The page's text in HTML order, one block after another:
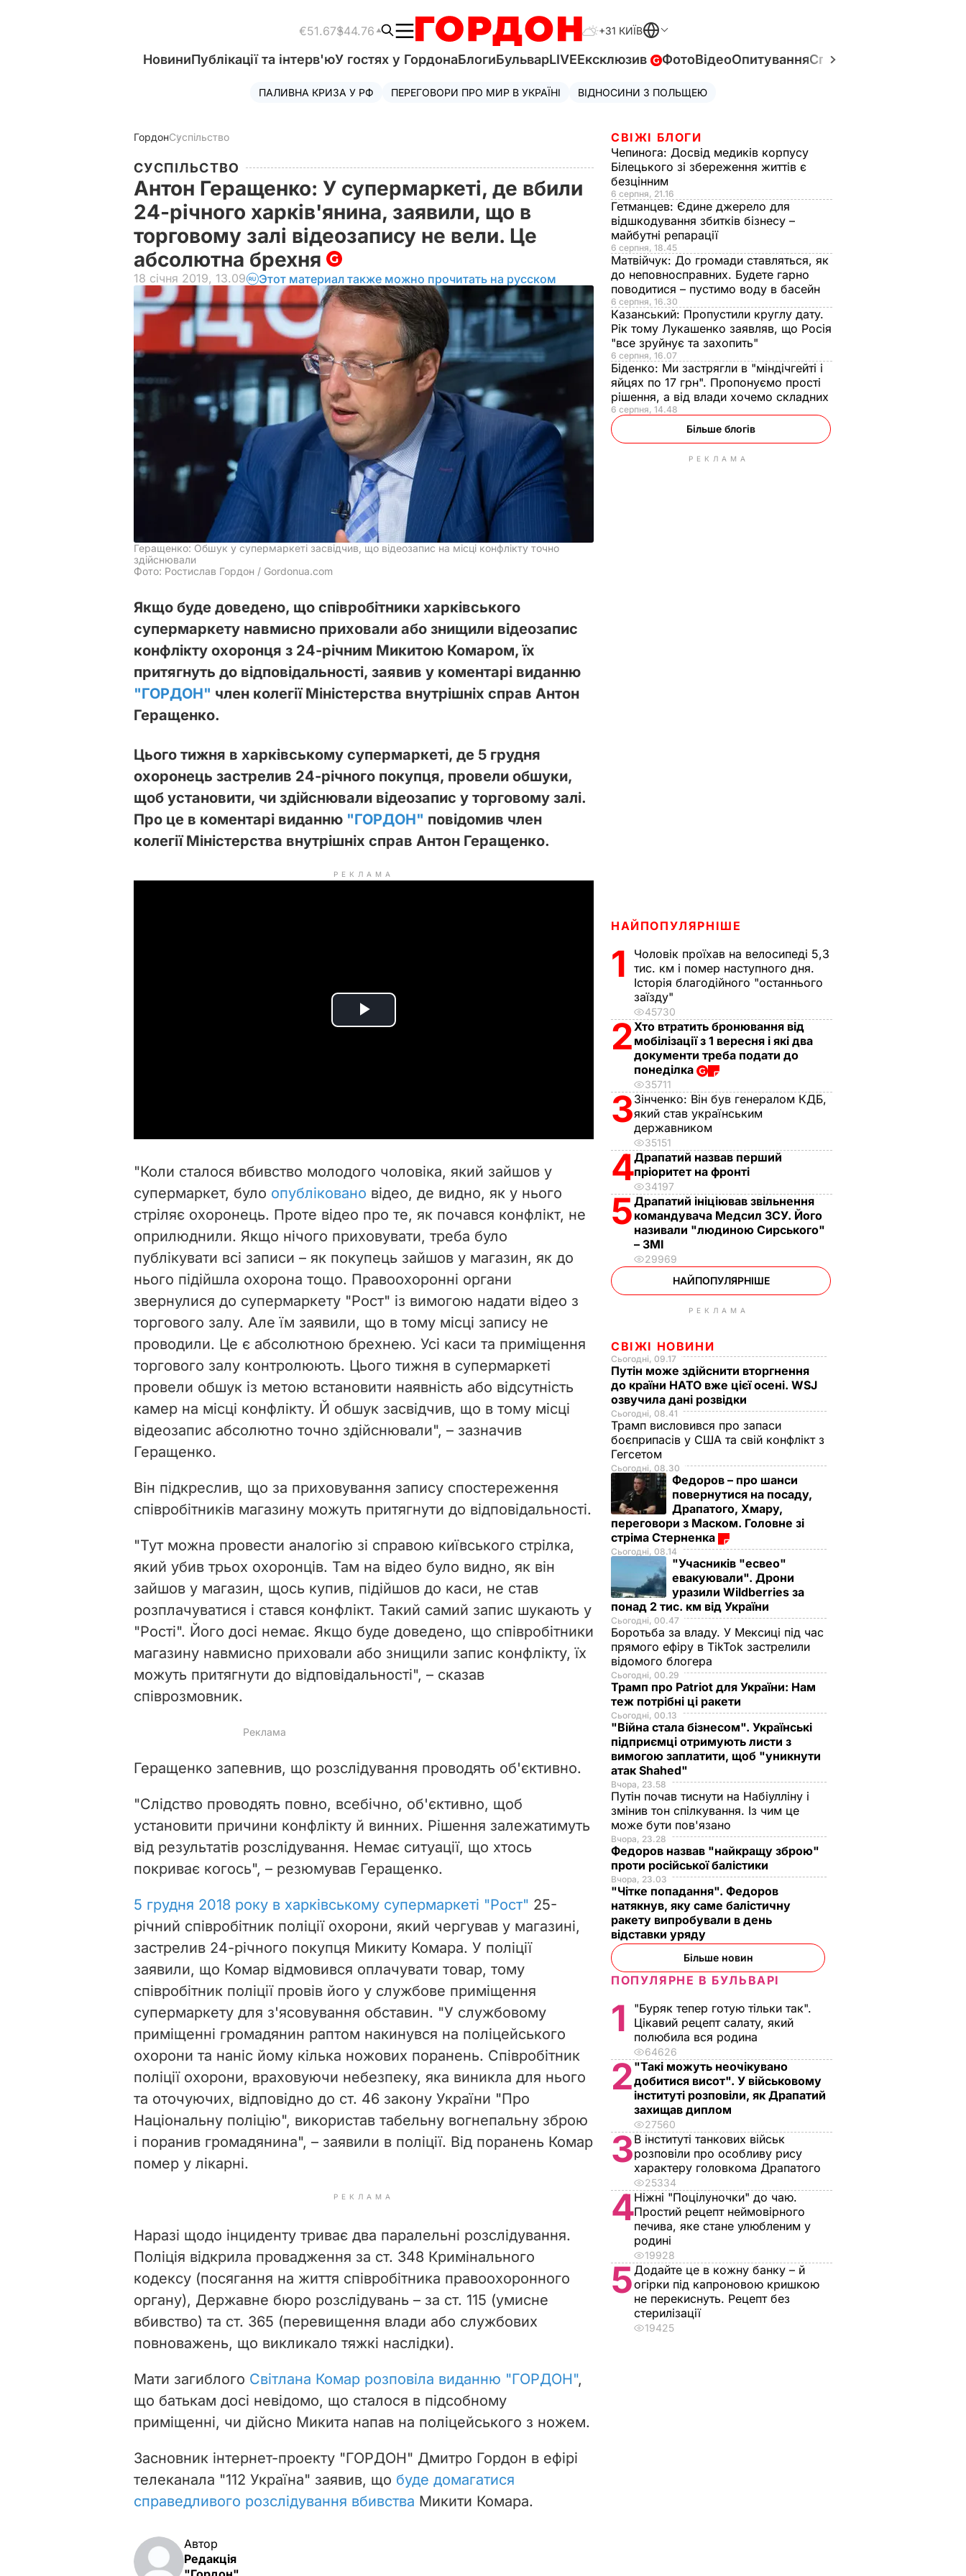
€51.67$44.76 +31 КИЇВ
НовиниПублікації та інтерв'юУ гостях у ГордонаБлогиБульварLIVEЕксклюзив ФотоВідеоОпитуванняСпецпроєкти
ПАЛИВНА КРИЗА У РФ ПЕРЕГОВОРИ ПРО МИР В УКРАЇНІ ВІДНОСИНИ З ПОЛЬЩЕЮ
ГордонСуспільство
СУСПІЛЬСТВО
Антон Геращенко: У супермаркеті, де вбили
24-річного харків'янина, заявили, що в
торговому залі відеозапису не вели. Це
абсолютна брехня
18 січня 2019, 13.09 Этот материал также можно прочитать на русском
Геращенко: Обшук у супермаркеті засвідчив, що відеозапис на місці конфлікту точно
здійснювали
Фото: Ростислав Гордон / Gordonua.com
Якщо буде доведено, що співробітники харківського
супермаркету навмисно приховали або знищили відеозапис
конфлікту охоронця з 24-річним Микитою Комаром, їх
притягнуть до відповідальності, заявив у коментарі виданню
"ГОРДОН" член колегії Міністерства внутрішніх справ Антон
Геращенко.
Цього тижня в харківському супермаркеті, де 5 грудня
охоронець застрелив 24-річного покупця, провели обшуки,
щоб установити, чи здійснювали відеозапис у торговому залі.
Про це в коментарі виданню "ГОРДОН" повідомив член
колегії Міністерства внутрішніх справ Антон Геращенко.
РЕКЛАМА
P
i
d
e
o
"Коли сталося вбивство молодого чоловіка, який зайшов у
супермаркет, було опубліковано відео, де видно, як у нього
стріляє охоронець. Проте відео про те, як почався конфлікт, не
оприлюднили. Якщо нічого приховувати, треба було
публікувати всі записи – як покупець зайшов у магазин, як до
нього підійшла охорона тощо. Правоохоронні органи
звернулися до супермаркету "Рост" із вимогою надати відео з
торгового залу. Але їм заявили, що в тому місці запису не
проводили. Це є абсолютною брехнею. Усі каси та приміщення
торгового залу контролюють. Цього тижня в супермаркеті
провели обшук із метою встановити наявність або відсутність
камер на місці конфлікту. Й обшук засвідчив, що в тому місці
відеозапис абсолютно точно здійснювали", – зазначив
Геращенко.
Він підкреслив, що за приховування запису спостереження
співробітників магазину можуть притягнути до відповідальності.
"Тут можна провести аналогію зі справою київського стрілка,
який убив трьох охоронців. Там на відео було видно, як він
зайшов у магазин, щось купив, підійшов до каси, не став
розплачуватися і стався конфлікт. Такий самий запис шукають у
"Рості". Його досі немає. Якщо буде доведено, що співробітники
магазину навмисно приховали або знищили запис конфлікту, їх
можуть притягнути до відповідальності", – сказав
співрозмовник.
Геращенко запевнив, що розслідування проводять об'єктивно.
"Слідство проводять повно, всебічно, об'єктивно, щоб
установити причини конфлікту й винних. Рішення залежатимуть
від результатів розслідування. Немає ситуації, що хтось
покриває когось", – резюмував Геращенко.
5 грудня 2018 року в харківському супермаркеті "Рост" 25-
річний співробітник поліції охорони, який чергував у магазині,
застрелив 24-річного покупця Микиту Комара. У поліції
заявили, що Комар відмовився оплачувати товар, тому
співробітник поліції провів його у службове приміщення
супермаркету для з'ясовування обставин. "У службовому
приміщенні громадянин раптом накинувся на поліцейського
охорони та наніс йому кілька ножових поранень. Співробітник
поліції охорони, враховуючи небезпеку, яка виникла для нього
та оточуючих, відповідно до ст. 46 закону України "Про
Національну поліцію", використав табельну вогнепальну зброю
і поранив громадянина", – заявили в поліції. Від поранень Комар
помер у лікарні.
РЕКЛАМА
Наразі щодо інциденту триває два паралельні розслідування.
Поліція відкрила провадження за ст. 348 Кримінального
кодексу (посягання на життя співробітника правоохоронного
органу), Державне бюро розслідувань – за ст. 115 (умисне
вбивство) та ст. 365 (перевищення влади або службових
повноважень, що викликало тяжкі наслідки).
Мати загиблого Світлана Комар розповіла виданню "ГОРДОН",
що батькам досі невідомо, що сталося в підсобному
приміщенні, чи дійсно Микита напав на поліцейського з ножем.
Засновник інтернет-проекту "ГОРДОН" Дмитро Гордон в ефірі
телеканала "112 Україна" заявив, що буде домагатися
справедливого розслідування вбивства Микити Комара.
Автор
Редакція
СВІЖІ БЛОГИ
Чепинога: Досвід медиків корпусу
Білецького зі збереження життів є
безцінним
6 серпня, 21.16
Гетманцев: Єдине джерело для
відшкодування збитків бізнесу –
майбутні репарації
6 серпня, 18.45
Матвійчук: До громади ставляться, як
до неповносправних. Будете гарно
поводитися – пустимо воду в басейн
6 серпня, 16.30
Казанський: Пропустили круглу дату.
Рік тому Лукашенко заявляв, що Росія
"все зруйнує та захопить"
6 серпня, 16.07
Біденко: Ми застрягли в "міндічгейті і
яйцях по 17 грн". Пропонуємо прості
рішення, а від влади хочемо складних
6 серпня, 14.48
Більше блогів
РЕКЛАМА
НАЙПОПУЛЯРНІШЕ
1
Чоловік проїхав на велосипеді 5,3
тис. км і помер наступного дня.
Історія благодійного "останнього
заїзду"
45730
2Хто втратить бронювання від
мобілізації з 1 вересня і які два
документи треба подати до
понеділка
35711
3Зінченко: Він був генералом КДБ,
який став українським
державником
35151
4Драпатий назвав перший
пріоритет на фронті
34197
5Драпатий ініціював звільнення
командувача Медсил ЗСУ. Його
називали "людиною Сирського"
– ЗМІ
29969
НАЙПОПУЛЯРНІШЕ
РЕКЛАМА
СВІЖІ НОВИНИ
Сьогодні, 09.17
Путін може здійснити вторгнення
до країни НАТО вже цієї осені. WSJ
озвучила дані розвідки
Сьогодні, 08.41
Трамп висловився про запаси
боєприпасів у США та свій конфлікт з
Гегсетом
Сьогодні, 08.30
Федоров – про шанси
повернутися на посаду,
Драпатого, Хмару,
переговори з Маском. Головне зі
стріма Стерненка
Сьогодні, 08.14
"Учасників "есвео"
евакуювали". Дрони
уразили Wildberries за
понад 2 тис. км від України
Сьогодні, 00.47
Боротьба за владу. У Мексиці під час
прямого ефіру в TikTok застрелили
відомого блогера
Сьогодні, 00.29
Трамп про Patriot для України: Нам
теж потрібні ці ракети
Сьогодні, 00.13
"Війна стала бізнесом". Українські
підприємці отримують листи з
вимогою заплатити, щоб "уникнути
атак Shahed"
Вчора, 23.58
Путін почав тиснути на Набіулліну і
змінив тон спілкування. Із чим це
може бути пов'язано
Вчора, 23.28
Федоров назвав "найкращу зброю"
проти російської балістики
Вчора, 23.03
"Чітке попадання". Федоров
натякнув, яку саме балістичну
ракету випробували в день
відставки уряду
Більше новин
ПОПУЛЯРНЕ В БУЛЬВАРІ
1
"Буряк тепер готую тільки так".
Цікавий рецепт салату, який
полюбила вся родина
64626
2 "Такі можуть неочікувано
добитися висот". У військовому
інституті розповіли, як Драпатий
захищав диплом
27560
3В інституті танкових військ
розповіли про особливу рису
характеру головкома Драпатого
25334
4Ніжні "Поцілуночки" до чаю.
Простий рецепт неймовірного
печива, яке стане улюбленим у
родині
19928
5Додайте це в кожну банку – й
огірки під капроновою кришкою
не перекиснуть. Рецепт без
стерилізації
19425